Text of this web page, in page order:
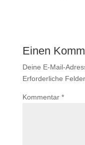
Einen
Deine E-Mail-
Erforderliche
Kommentar *